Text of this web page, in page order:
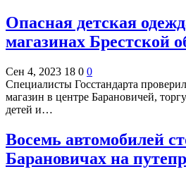
Опасная детская
магазинах Брестской
Сен 4, 2023 18 0 0
Специалисты Госстандарта
магазин в центре Барановичей,
детей и…
Восемь автомобилей
Барановичах на